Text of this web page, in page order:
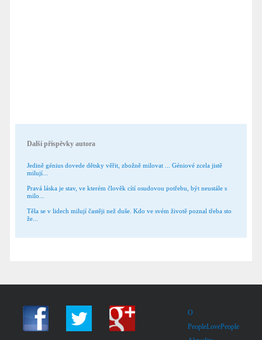
Další příspěvky autora
Jedině génius dovede dětsky věřit, zbožně milovat ... Géniové zcela jistě
milují...
Pravá láska je stav, ve kterém člověk cítí osudovou potřebu, být neustále s
milo...
Těla se v lidech milují častěji než duše. Kdo ve svém životě poznal třeba sto
že...
O
PeopleLovePeople